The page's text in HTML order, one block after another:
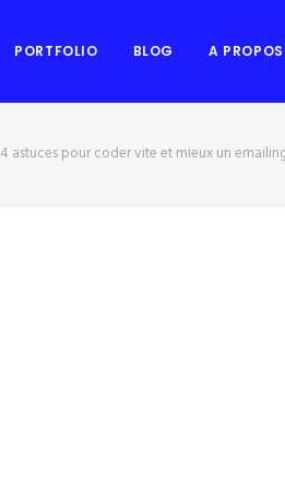
PORTFOLIO BLOG A PROPOS
4 astuces pour coder vite et mieux un